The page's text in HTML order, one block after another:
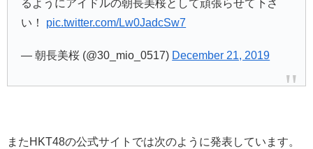
るようにアイドルの朝長美桜として頑張らせて下さ
い！ pic.twitter.com/Lw0JadcSw7
— 朝長美桜 (@30_mio_0517) December 21, 2019
またHKT48の公式サイトでは次のように発表しています。